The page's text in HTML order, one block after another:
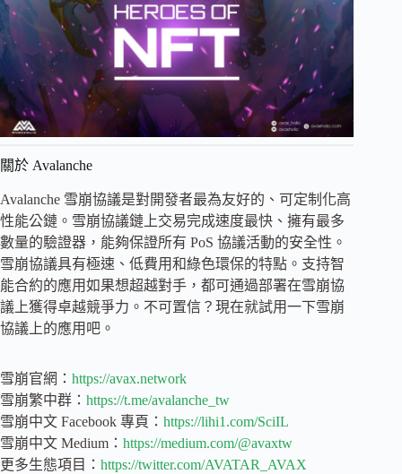
關於 Avalanche
Avalanche 雪崩協議是對開發者最為友好的、可定制化高
性能公鏈。雪崩協議鏈上交易完成速度最快、擁有最多
數量的驗證器，能夠保證所有 PoS 協議活動的安全性。
雪崩協議具有極速、低費用和綠色環保的特點。支持智
能合約的應用如果想超越對手，都可通過部署在雪崩協
議上獲得卓越競爭力。不可置信？現在就試用一下雪崩
協議上的應用吧。
雪崩官網： https://avax.network
雪崩繁中群： https://t.me/avalanche_tw
雪崩中文 Facebook 專頁： https://lihi1.com/SciIL
雪崩中文 Medium： https://medium.com/@avaxtw
更多生態項目： https://twitter.com/AVATAR_AVAX